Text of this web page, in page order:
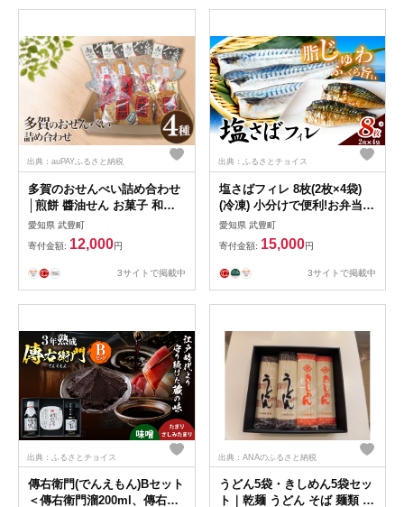
出典：auPAYふるさと納税
多賀のおせんべい詰め合わせ
│煎餅 醬油せん お菓子 和菓
子 おせんべい おかき
愛知県 武豊町
寄付金額: 12,000円
3サイトで掲載中
出典：ふるさとチョイス
塩さばフィレ 8枚(2枚×4袋)
(冷凍) 小分けで便利!お弁当や
おかずにも使えます!
愛知県 武豊町
寄付金額: 15,000円
3サイトで掲載中
出典：ふるさとチョイス
傳右衛門(でんえもん)Bセット
＜傳右衛門溜200ml、傳右衛
出典：ANAのふるさと納税
うどん5袋・きしめん5袋セッ
ト｜乾麺 うどん そば 麺類 保